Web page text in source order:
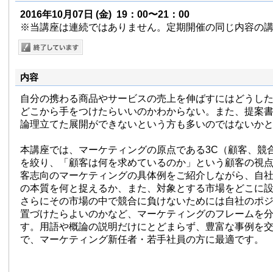
2016年10月07日 (金) 19：00〜21：00
※当講座は連続ではありません。定期開催の同じ内容の
内容
自分の携わる商品やサービスの売上を伸ばすにはどうし
どこから手をつけたらいいのかわからない。また、提案
論理立てた展開ができないという方も多いのではないか
本講座では、マーケティングの原点である3C（顧客、競
を絞り、「顧客は何を求めているのか」という顧客の視
客志向のマーケティングの具体例をご紹介しながら、自
の本質を何と捉えるか、また、対象とする市場をどこに
さらにその市場の中で競合に負けないためには自社のポ
置づけたらよいのかなど、マーケティングのフレームを
す。用語や概論の説明だけにとどまらず、豊富な事例を
で、マーケティング新任者・若手社員の方に最適です。